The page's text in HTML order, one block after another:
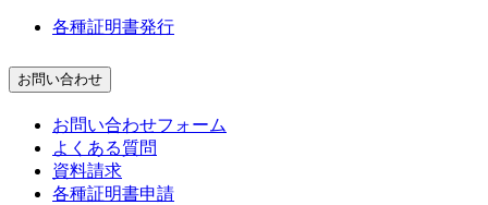
各種証明書発行
お問い合わせ
お問い合わせフォーム
よくある質問
資料請求
各種証明書申請